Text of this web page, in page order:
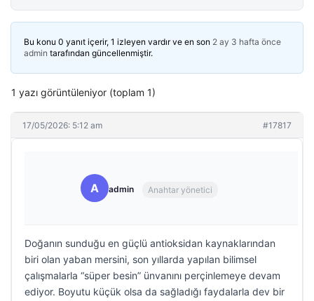
Bu konu 0 yanıt içerir, 1 izleyen vardır ve en son 2 ay 3 hafta önce
admin tarafından güncellenmiştir.
1 yazı görüntüleniyor (toplam 1)
17/05/2026: 5:12 am #17817
A admin Anahtar yönetici
Doğanın sunduğu en güçlü antioksidan kaynaklarından
biri olan yaban mersini, son yıllarda yapılan bilimsel
çalışmalarla “süper besin” ünvanını perçinlemeye devam
ediyor. Boyutu küçük olsa da sağladığı faydalarla dev bir